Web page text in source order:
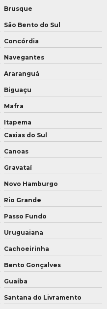
Brusque
São Bento do Sul
Concórdia
Navegantes
Araranguá
Biguaçu
Mafra
Itapema
Caxias do Sul
Canoas
Gravataí
Novo Hamburgo
Rio Grande
Passo Fundo
Uruguaiana
Cachoeirinha
Bento Gonçalves
Guaíba
Santana do Livramento